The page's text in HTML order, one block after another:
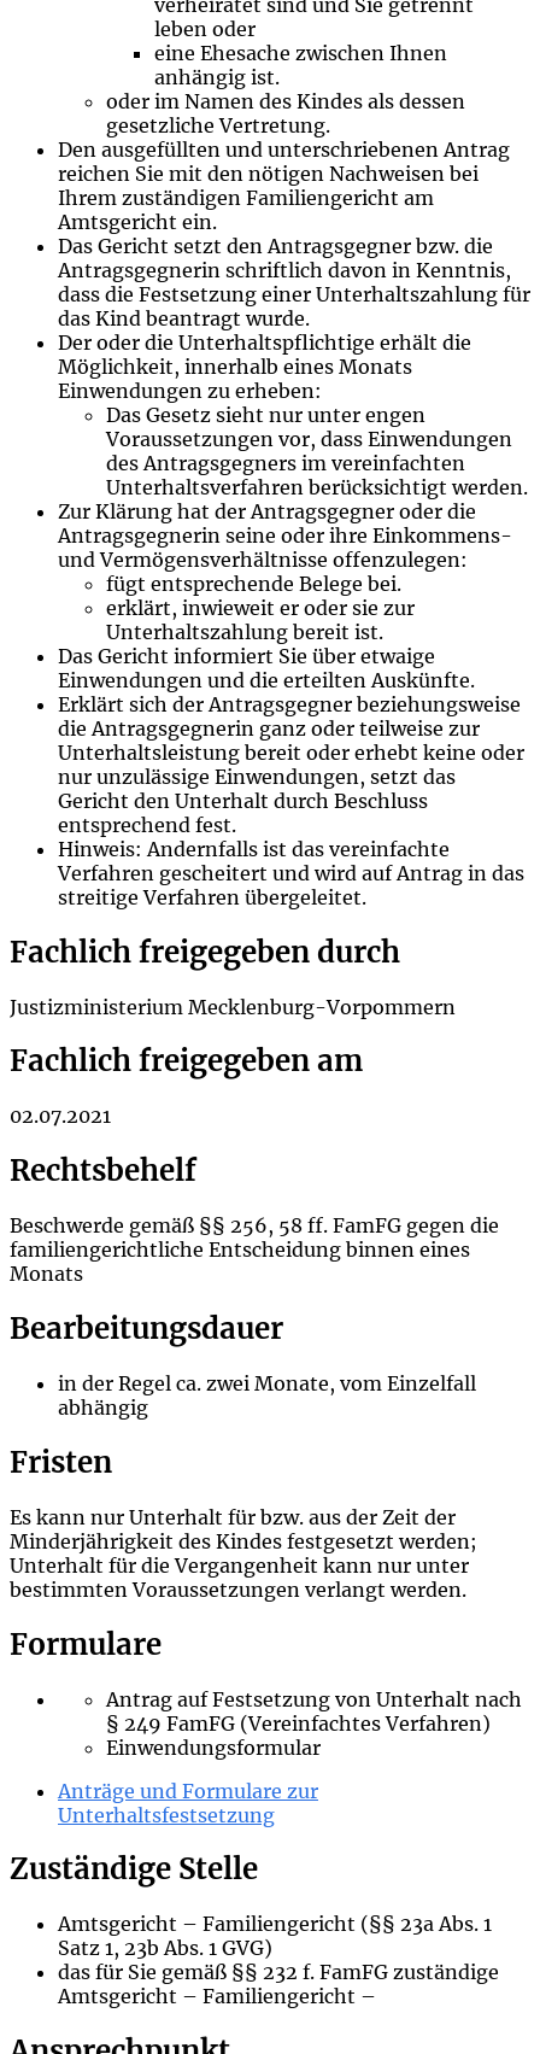
leben oder
eine Ehesache zwischen Ihnen
anhängig ist.
oder im Namen des Kindes als dessen
gesetzliche Vertretung.
Den ausgefüllten und unterschriebenen Antrag
reichen Sie mit den nötigen Nachweisen bei
Ihrem zuständigen Familiengericht am
Amtsgericht ein.
Das Gericht setzt den Antragsgegner bzw. die
Antragsgegnerin schriftlich davon in Kenntnis,
dass die Festsetzung einer Unterhaltszahlung für
das Kind beantragt wurde.
Der oder die Unterhaltspflichtige erhält die
Möglichkeit, innerhalb eines Monats
Einwendungen zu erheben:
Das Gesetz sieht nur unter engen
Voraussetzungen vor, dass Einwendungen
des Antragsgegners im vereinfachten
Unterhaltsverfahren berücksichtigt werden.
Zur Klärung hat der Antragsgegner oder die
Antragsgegnerin seine oder ihre Einkommens-
und Vermögensverhältnisse offenzulegen:
fügt entsprechende Belege bei.
erklärt, inwieweit er oder sie zur
Unterhaltszahlung bereit ist.
Das Gericht informiert Sie über etwaige
Einwendungen und die erteilten Auskünfte.
Erklärt sich der Antragsgegner beziehungsweise
die Antragsgegnerin ganz oder teilweise zur
Unterhaltsleistung bereit oder erhebt keine oder
nur unzulässige Einwendungen, setzt das
Gericht den Unterhalt durch Beschluss
entsprechend fest.
Hinweis: Andernfalls ist das vereinfachte
Verfahren gescheitert und wird auf Antrag in das
streitige Verfahren übergeleitet.
Fachlich freigegeben durch
Justizministerium Mecklenburg-Vorpommern
Fachlich freigegeben am
02.07.2021
Rechtsbehelf
Beschwerde gemäß §§ 256, 58 ff. FamFG gegen die
familiengerichtliche Entscheidung binnen eines
Monats
Bearbeitungsdauer
in der Regel ca. zwei Monate, vom Einzelfall
abhängig
Fristen
Es kann nur Unterhalt für bzw. aus der Zeit der
Minderjährigkeit des Kindes festgesetzt werden;
Unterhalt für die Vergangenheit kann nur unter
bestimmten Voraussetzungen verlangt werden.
Formulare
Antrag auf Festsetzung von Unterhalt nach
§ 249 FamFG (Vereinfachtes Verfahren)
Einwendungsformular
Anträge und Formulare zur
Unterhaltsfestsetzung
Zuständige Stelle
Amtsgericht – Familiengericht (§§ 23a Abs. 1
Satz 1, 23b Abs. 1 GVG)
das für Sie gemäß §§ 232 f. FamFG zuständige
Amtsgericht – Familiengericht –